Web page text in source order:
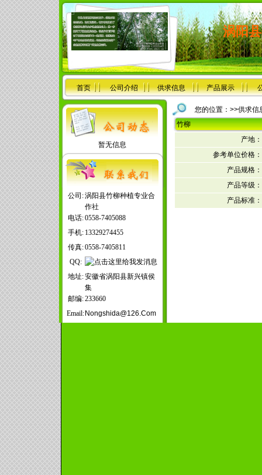
涡阳
首页 公司介绍 供求信息 产品展示
暂无信息
公司:涡阳县竹柳种植专业合
作社
电话:0558-7405088
手机: 13329274455
传真:0558-7405811
QQ:
地址:安徽省涡阳县新兴镇侯
集
邮编:233660
Email: Nongshida@126.com
您的位置：>>供求信
竹柳
产地：
参考单位价格：
产品规格：
产品等级：
产品标准：